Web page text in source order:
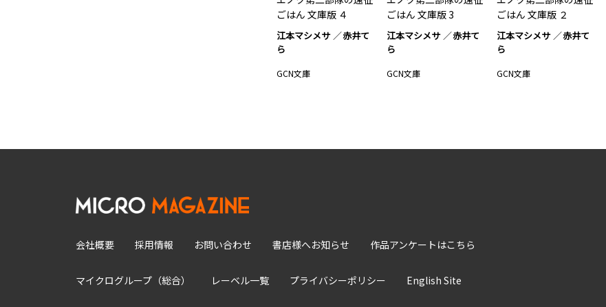
ごはん 文庫版 ４
江本マシメサ
赤井て
ら
GCN文庫
ごはん 文庫版 3
江本マシメサ
赤井て
ら
GCN文庫
ごはん 文庫版 ２
江本マシメサ
赤井て
ら
GCN文庫
会社概要 採用情報 お問い合わせ 書店様へお知らせ 作品アンケートはこちら
マイクログループ（総合） レーベル一覧 プライバシーポリシー English Site